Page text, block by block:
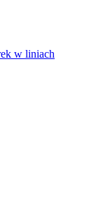
w liniach